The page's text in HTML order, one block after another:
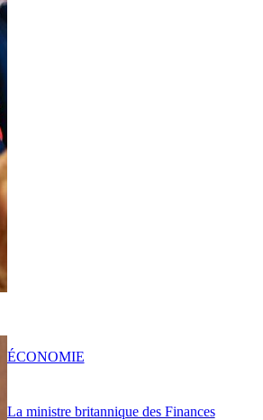
La ministre britannique des Finances
ÉCONOMIE